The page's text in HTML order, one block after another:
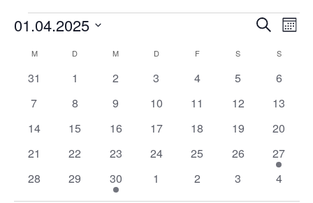
Veranstaltungen
und
Suche
01.04.2025
Kalender
von
MMONTAG D DIENSTAGM MITTWOCH
DDONNERSTAG
FFREITAG S SAMSTAGS
0
31
0
1
0
2
0
3
0
4
0
5
0
6
0
7
0
8
0
9
0
10
0
11
0
12
0
13
0
14
0
15
0
16
0
17
0
18
0
19
0
20
0
21
0
22
0
23
0
24
0
25
0
Veranstaltungen
26
1
27
0
28
0
Veranstaltungen
29
1
Veranstaltung
30
0
1
0
2
0
3
0
4